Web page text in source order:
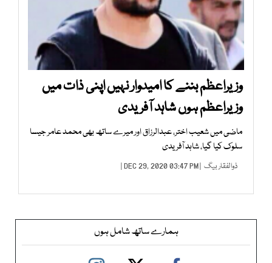
وزیراعظم بننے کا امیدوار نہیں اپنی ذات میں
وزیراعظم ہوں شاہد آفریدی
ماضی میں شعیب اختر، عبدالرزاق اور میرے ساتھ بھی محمد عامر جیسا
سلوک کیا گیا، شاہد آفریدی
ذوالفقار بیگ | DEC 29, 2020 03:47 PM |
ہمارے ساتھ شامل ہوں